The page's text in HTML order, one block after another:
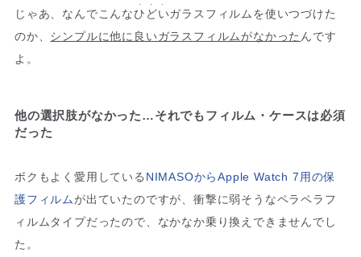
じゃあ、なんでこんなひどい
・・・
ガラスフィルムを使いつづけた
のか、 シンプルに他に良いガラスフィルムがなかった んです
よ。
他の選択肢がなかった…それでもフィルム・ケースは必須
だった
ボクもよく愛用している NIMASOからApple Watch 7用の保
護フィルムが出ていたのですが、衝撃に弱そうなペラペラフ
ィルムタイプだったので、なかなか乗り換えできませんでし
た。